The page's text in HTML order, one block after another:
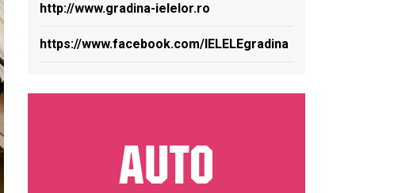
http://www.gradina-ielelor.ro
https://www.facebook.com/IELELEgradina
AUTO